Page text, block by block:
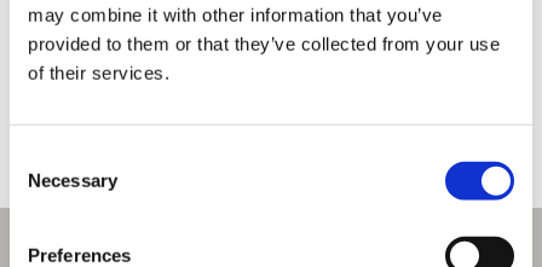
may combine it with other information that you’ve
provided to them or that they’ve collected from your use
of their services.
Selection
Necessary
Preferences
【PS4】流星のロックマン パー
フェクトコレクション
4,990円
【PS5】流星のロックマン パー
フェクトコレクション